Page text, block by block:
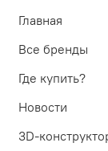
Главная
Все бренды
Где купить?
Новости
3D-